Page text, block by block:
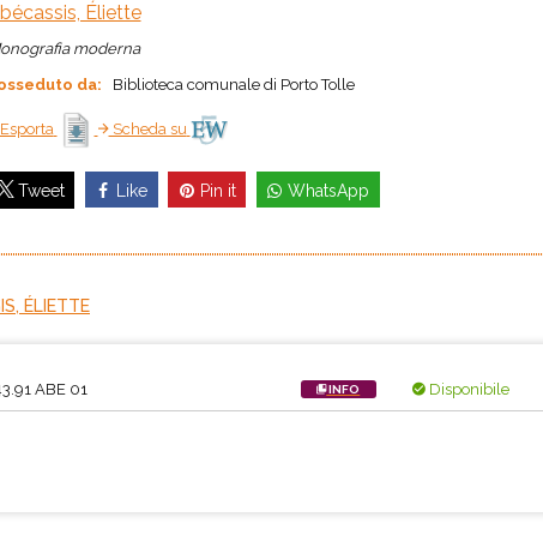
Éliette
moderna
da:
Biblioteca comunale di Porto Tolle
Scheda su
Tweet Like Pin it WhatsApp
ÉLIETTE
ABE 01 INFO Disponibile